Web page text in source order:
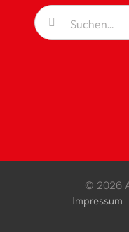
Suche
nach:
© 2026
Impressum